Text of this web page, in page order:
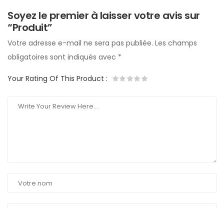
Soyez le premier à laisser votre avis sur
“Produit”
Votre adresse e-mail ne sera pas publiée. Les champs
obligatoires sont indiqués avec *
Your Rating Of This Product :